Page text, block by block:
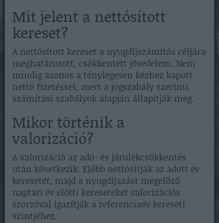
Mit jelent a nettósított
kereset?
A nettósított kereset a nyugdíjszámítás céljára
meghatározott, csökkentett jövedelem. Nem
mindig azonos a ténylegesen kézhez kapott
nettó fizetéssel, mert a jogszabály szerinti
számítási szabályok alapján állapítják meg.
Mikor történik a
valorizáció?
A valorizáció az adó- és járulékcsökkentés
után következik. Előbb nettósítják az adott év
keresetét, majd a nyugdíjazást megelőző
naptári év előtti kereseteket valorizációs
szorzóval igazítják a referenciaév kereseti
szintjéhez.